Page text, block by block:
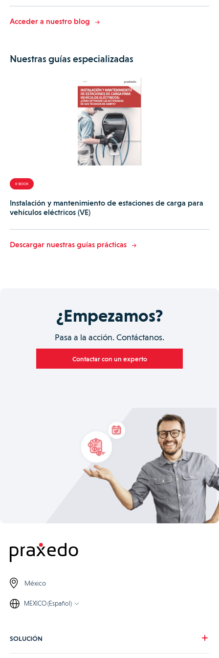
Acceder a nuestro blog
Nuestras guías especializadas
E-BOOK
Instalación y mantenimiento de estaciones de carga para
vehículos eléctricos (VE)
Descargar nuestras guías prácticas
¿Empezamos?
Pasa a la acción. Contáctanos.
Contactar con un experto
México
MEXICO (Español)
SOLUCIÓN